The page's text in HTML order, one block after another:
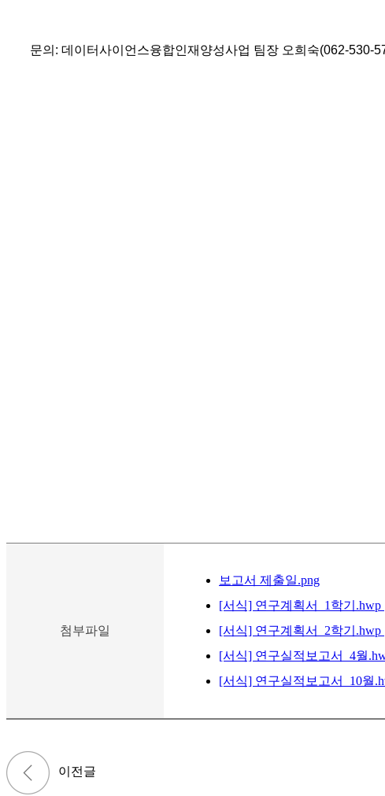
문의: 데이터사이언스융합인재양성사업 팀장 오희숙(062-530-
첨부파일
보고서 제출일.png
[서식] 연구계획서_1학기.hwp
[서식] 연구계획서_2학기.hwp
[서식] 연구실적보고서_4월
[서식] 연구실적보고서_10월